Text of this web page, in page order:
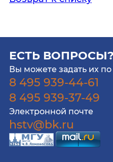
ЕСТЬ ВОПРОСЫ?
Вы можете задать их
8 495 939-44-61
8 495 939-37-49
Электронной почте
hstv@bk.ru